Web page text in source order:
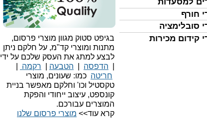
חורף
סובלימציה
קידום מכירות
בגיפט סטוק מגוון מוצרי פרסום,
מתנות ומוצרי קד"מ, על חלקם ניתן
לבצע למתג את העסק שלכם על ידי
הדפסה הטבעה רקמה
חריטה כמו: שעונים, מוצרי
טקסטיל וכו' וחלקם מאפשר בניית
קונספט, עיצוב ייחודי והפקת
המוצרים עבורכם.
קרא עוד>> מוצרי פרסום שלנו